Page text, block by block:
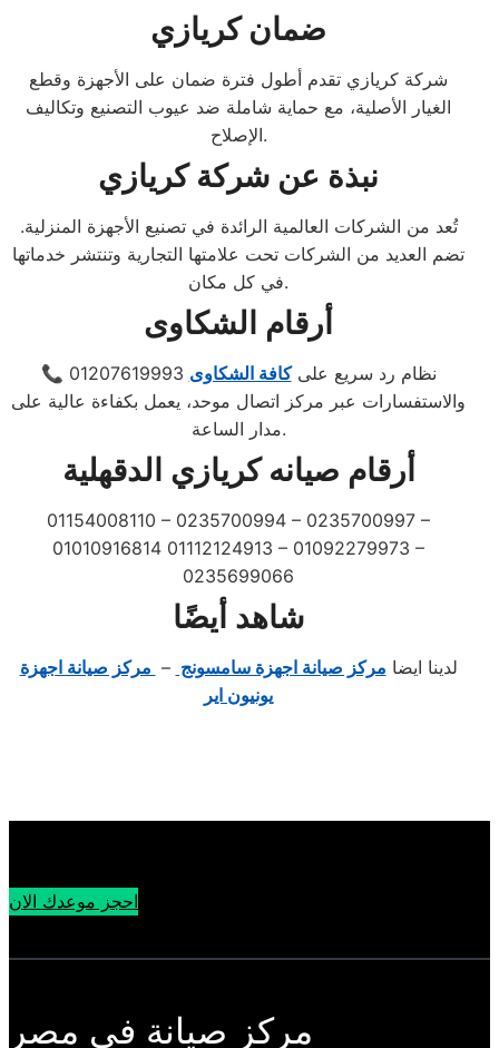
ضمان كريازي
شركة كريازي تقدم أطول فترة ضمان على الأجهزة وقطع
الغيار الأصلية، مع حماية شاملة ضد عيوب التصنيع وتكاليف
الإصلاح.
نبذة عن شركة كريازي
تُعد من الشركات العالمية الرائدة في تصنيع الأجهزة المنزلية.
تضم العديد من الشركات تحت علامتها التجارية وتنتشر خدماتها
في كل مكان.
أرقام الشكاوى
📞 01207619993 نظام رد سريع علىكافة الشكاوى
والاستفسارات عبر مركز اتصال موحد، يعمل بكفاءة عالية على
مدار الساعة.
أرقام صيانه كريازي الدقهلية
01154008110 – 0235700994 – 0235700997 –
01010916814 01112124913 – 01092279973 –
0235699066
شاهد أيضًا
لدينا ايضا مركز صيانة اجهزة سامسونج – مركز صيانة اجهزة
يونيون اير
احجز موعدك الان
مركز صيانة في مصر